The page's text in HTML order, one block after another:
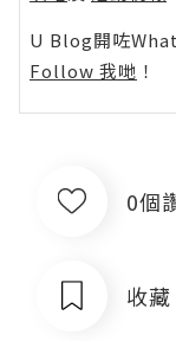
U Blog開咗
Follow 我哋 ！
0個
收藏